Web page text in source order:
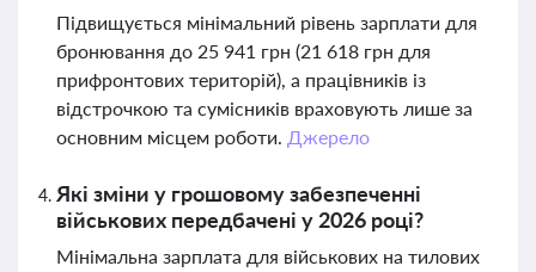
Підвищується мінімальний рівень зарплати для
бронювання до 25 941 грн (21 618 грн для
прифронтових територій), а працівників із
відстрочкою та сумісників враховують лише за
основним місцем роботи. Джерело
Які зміни у грошовому забезпеченні
військових передбачені у 2026 році?
Мінімальна зарплата для військових на тилових